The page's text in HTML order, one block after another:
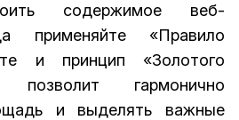
содержимое веб-
применяйте «Правило
и принцип «Золотого
гармонично
и выделять важные